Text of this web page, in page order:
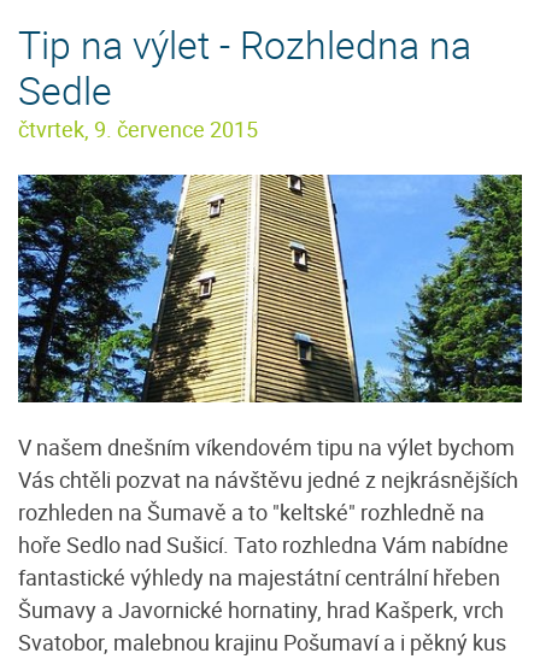
Tip na výlet - Rozhledna na
Sedle
čtvrtek, 9. července 2015
V našem dnešním víkendovém tipu na výlet bychom
Vás chtěli pozvat na návštěvu jedné z nejkrásnějších
rozhleden na Šumavě a to "keltské" rozhledně na
hoře Sedlo nad Sušicí. Tato rozhledna Vám nabídne
fantastické výhledy na majestátní centrální hřeben
Šumavy a Javornické hornatiny, hrad Kašperk, vrch
Svatobor, malebnou krajinu Pošumaví a i pěkný kus